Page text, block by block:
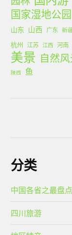
国家湿地公园
山东 山西 广东 新
杭州 江苏 江西 河南
美景 自然
陕西 鱼
分类
中国各省之最盘点
四川旅游